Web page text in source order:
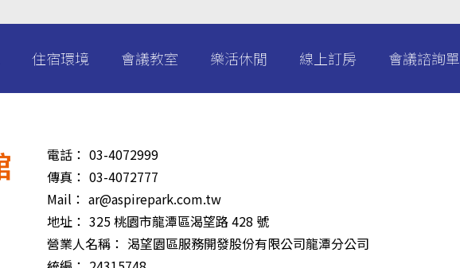
住宿環境 會議教室 樂活休閒 線上訂房 會議諮詢單
電話： 03-4072999
傳真： 03-4072777
Mail： ar@aspirepark.com.tw
地址： 325 桃園市龍潭區渴望路 428 號
營業人名稱： 渴望園區服務開發股份有限公司龍潭分公司